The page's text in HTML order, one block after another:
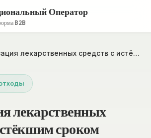
Оператор
B2B
лекарственных средств с истё…
лекарственных
сроком